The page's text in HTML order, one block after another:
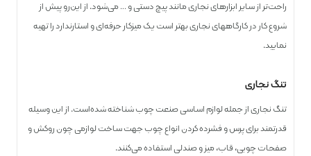
راحت‌تر از سایر ابزارهای نجاری مانند پیچ دستی و … می‌شود. از این‌رو پیش از
شروع کار در کارگاه­های نجاری بهتر است یک میزکار حرفه‌ای و استارندارد را تهیه
نمایید.
تنگ نجاری
تنگ نجاری از جمله لوازم اساسی صنعت چوب شناخته شده‌است. از این وسیله
قدرتمند برای پرس و فشرده کردن انواع چوب جهت ساخت لوازمی چون روکش و
صفحات چوبی، قاب، میز و صندلی استفاده می‌کنند.